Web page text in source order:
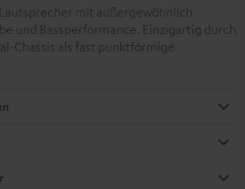
mit außergewöhnlich
und Bassperformance. Einzigartig durch
Chassis als fast punktförmige